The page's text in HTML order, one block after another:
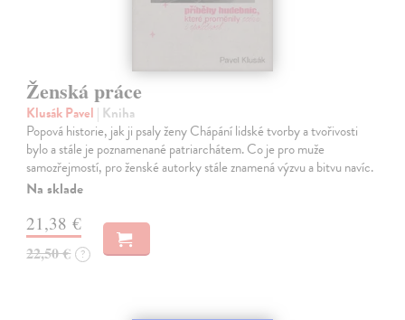
Ženská práce
Klusák Pavel | Kniha
Popová historie, jak ji psaly ženy Chápání lidské tvorby a tvořivosti
bylo a stále je poznamenané patriarchátem. Co je pro muže
samozřejmostí, pro ženské autorky stále znamená výzvu a bitvu navíc.
Na sklade
21,38 €
22,50 € ?